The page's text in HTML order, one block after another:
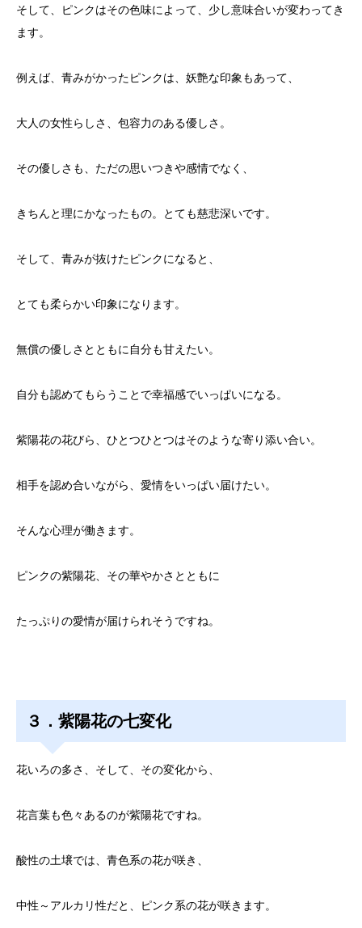
そして、ピンクはその色味によって、少し意味合いが変わってき
ます。
例えば、青みがかったピンクは、妖艶な印象もあって、
大人の女性らしさ、包容力のある優しさ。
その優しさも、ただの思いつきや感情でなく、
きちんと理にかなったもの。とても慈悲深いです。
そして、青みが抜けたピンクになると、
とても柔らかい印象になります。
無償の優しさとともに自分も甘えたい。
自分も認めてもらうことで幸福感でいっぱいになる。
紫陽花の花びら、ひとつひとつはそのような寄り添い合い。
相手を認め合いながら、愛情をいっぱい届けたい。
そんな心理が働きます。
ピンクの紫陽花、その華やかさとともに
たっぷりの愛情が届けられそうですね。
３．紫陽花の七変化
花いろの多さ、そして、その変化から、
花言葉も色々あるのが紫陽花ですね。
酸性の土壌では、青色系の花が咲き、
中性～アルカリ性だと、ピンク系の花が咲きます。